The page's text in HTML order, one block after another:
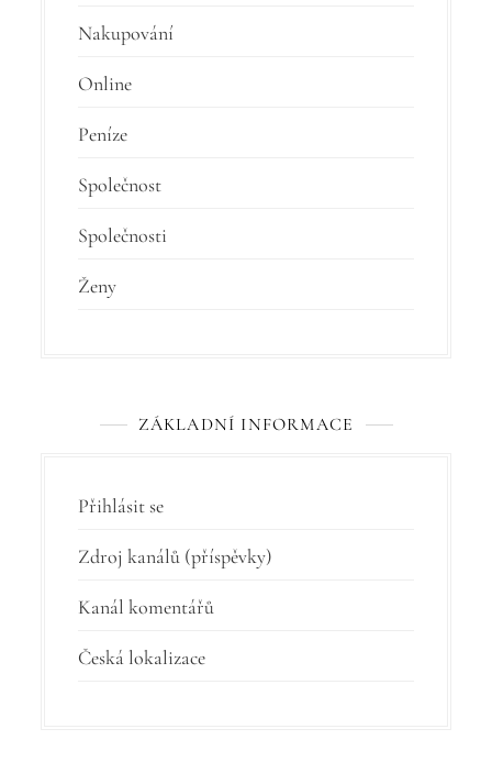
Nakupování
Online
Peníze
Společnost
Společnosti
Ženy
ZÁKLADNÍ INFORMACE
Přihlásit se
Zdroj kanálů (příspěvky)
Kanál komentářů
Česká lokalizace